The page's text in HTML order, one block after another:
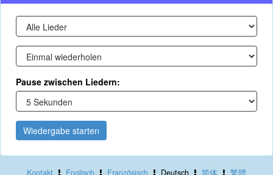
Pause zwischen Liedern:
Wiedergabe starten
Kontakt Englisch Französisch Deutsch 简体 繁體